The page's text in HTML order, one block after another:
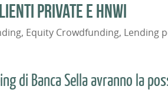
private e HNWI
, Equity Crowdfunding, Lending
di Banca Sella avranno la